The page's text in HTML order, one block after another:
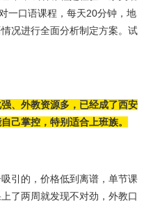
一口语课程，每天20分钟，地
况进行全面分析制定方案。试
、外教资源多，已经成了西安
己掌控，特别适合上班族。
引的，价格低到离谱，单节课
了两周就发现不对劲，外教口